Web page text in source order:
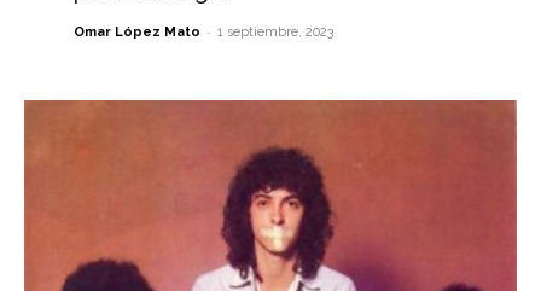
Omar López Mato - 1 septiembre, 2023